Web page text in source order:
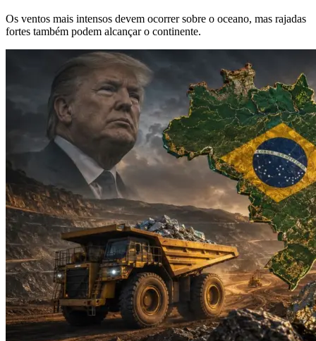
Os ventos mais intensos devem ocorrer sobre o oceano, mas rajadas
fortes também podem alcançar o continente.